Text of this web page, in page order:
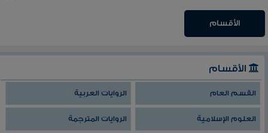
الأقسام
الأقسام
القسم العام الروايات العربية
العلوم الإسلامية الروايات المترجمة